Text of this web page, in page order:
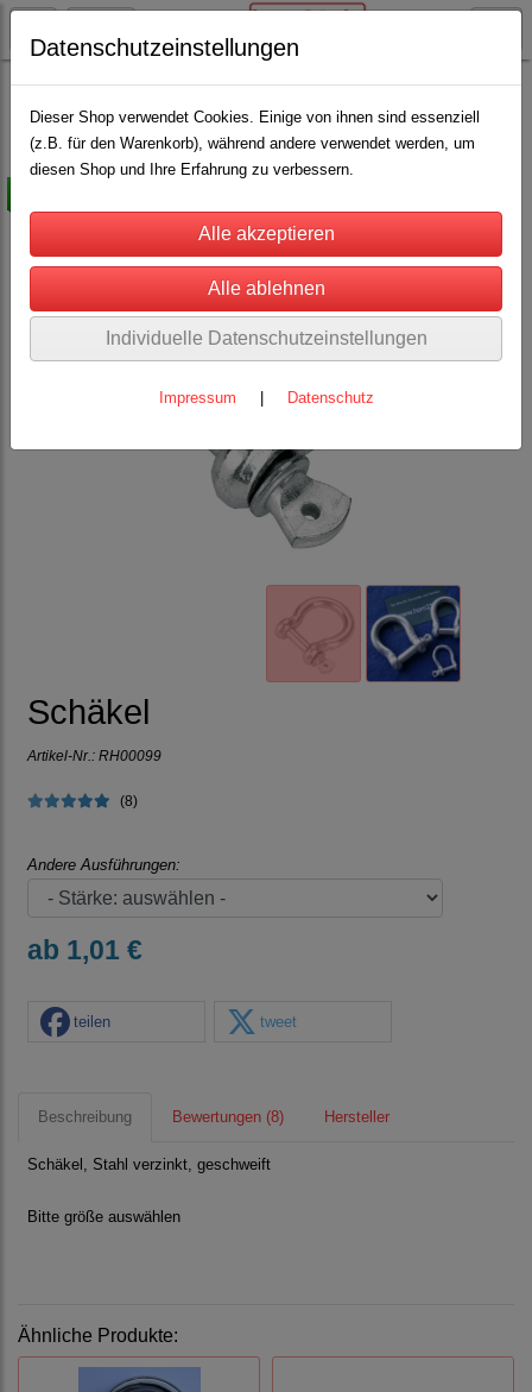
Stall, Hof und Scheune Kleineisenteile(15)
Schäkel
Artikel-Nr.: RH00099
(8)
Andere Ausführungen:
ab 1,01 €
teilen tweet
Beschreibung Bewertungen (8) Hersteller
Schäkel, Stahl verzinkt, geschweift
Bitte größe auswählen
Ähnliche Produkte:
Datenschutzeinstellungen
Dieser Shop verwendet Cookies. Einige von ihnen sind essenziell
(z.B. für den Warenkorb), während andere verwendet werden, um
diesen Shop und Ihre Erfahrung zu verbessern.
Individuelle Datenschutzeinstellungen
Impressum Datenschutz